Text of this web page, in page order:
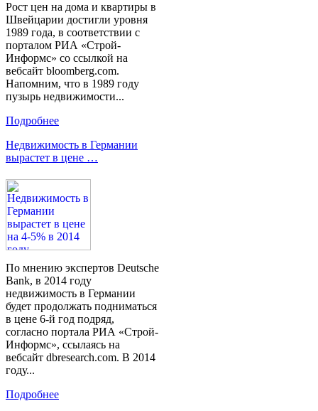
Рост цен на дома и квартиры в
Швейцарии достигли уровня
1989 года, в соответствии с
порталом РИА «Строй-
Информс» со ссылкой на
вебсайт bloomberg.com.
Напомним, что в 1989 году
пузырь недвижимости...
Подробнее
Недвижимость в Германии
вырастет в цене …
По мнению экспертов Deutsche
Bank, в 2014 году
недвижимость в Германии
будет продолжать подниматься
в цене 6-й год подряд,
согласно портала РИА «Строй-
Информс», ссылаясь на
вебсайт dbresearch.com. В 2014
году...
Подробнее